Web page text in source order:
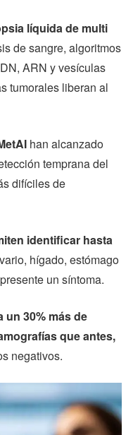
líquida de multi
de sangre, algoritmos
ARN y vesículas
tumorales liberan al
han alcanzado
temprana del
difíciles de
identificar hasta
hígado, estómago
un síntoma.
un 30% más de
que antes,
negativos.